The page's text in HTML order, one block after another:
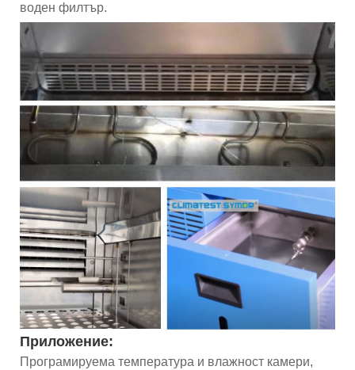
воден филтър.
Приложение:
Програмируема температура и влажност камери,